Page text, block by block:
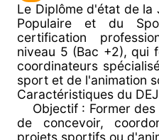
Le Diplôme d'état de la
Populaire et du
certification
niveau 5 (Bac +2), qui
coordinateurs
sport et de l'animation
Caractéristiques du
Objectif : Former des
de concevoir,
projets sportifs ou